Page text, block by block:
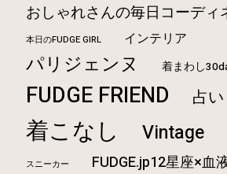
おしゃれさんの毎日コーディ
本日のFUDGE GIRL インテリア
パリジェンヌ 着まわし
FUDGE FRIEND 占い
着こなし Vintage
スニーカー FUDGE.jp12星座×血